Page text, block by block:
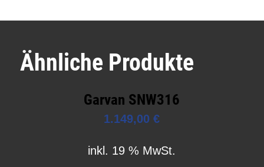
Ähnliche Produkte
Garvan SNW316
1.149,00€
inkl. 19 % MwSt.